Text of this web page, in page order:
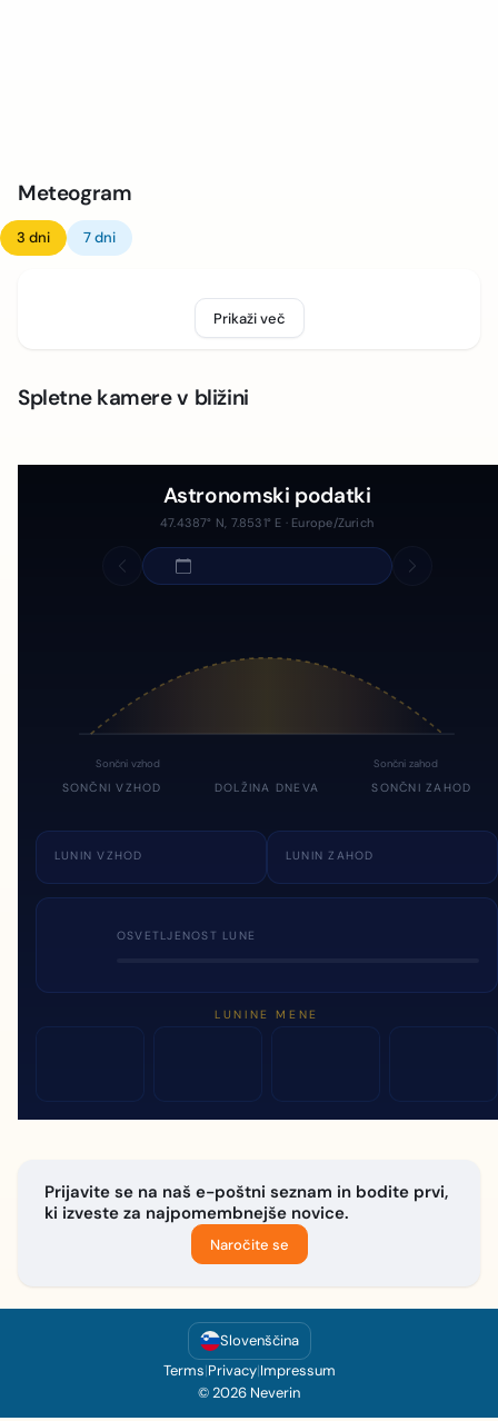
Meteogram
3 dni 7 dni
Prikaži več
Spletne kamere v bližini
Astronomski podatki
47.4387° N, 7.8531° E · Europe/Zurich
Sončni vzhod Sončni zahod
SONČNI VZHOD DOLŽINA DNEVA SONČNI ZAHOD
LUNIN VZHOD LUNIN ZAHOD
OSVETLJENOST LUNE
LUNINE MENE
Prijavite se na naš e-poštni seznam in bodite prvi,
ki izveste za najpomembnejše novice.
Naročite se
Slovenščina
Terms|Privacy|Impressum
© 2026 Neverin